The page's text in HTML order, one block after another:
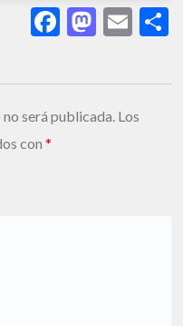
Facebook
será publicada. Los
con *